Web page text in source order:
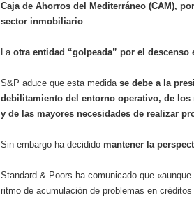
Caja de Ahorros del Mediterráneo (CAM),
sector inmobiliario.
La otra entidad “golpeada” por el
S&P aduce que esta medida se debe a la
debilitamiento del entorno operativo, de
y de las mayores necesidades de realizar
Sin embargo ha decidido mantener la
Standard & Poors ha comunicado que
ritmo de acumulación de problemas en